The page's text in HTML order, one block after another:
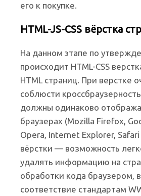
его к покупке.
HTML-JS-CSS вёрстка
На данном этапе по
происходит HTML-CSS
HTML страниц. При верстке
соблюсти
должны одинаково
браузерах (Mozilla Firefox,
Opera, Internet Explorer, Safari
вёрстки — возможность
удалять информацию на
обработки кода браузером,
соответствие стандартам